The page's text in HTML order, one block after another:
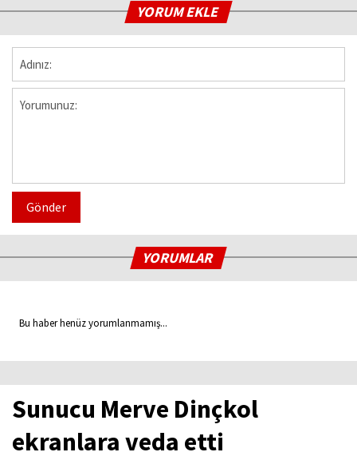
YORUM EKLE
Gönder
YORUMLAR
Bu haber henüz yorumlanmamış...
Sunucu Merve Dinçkol
ekranlara veda etti